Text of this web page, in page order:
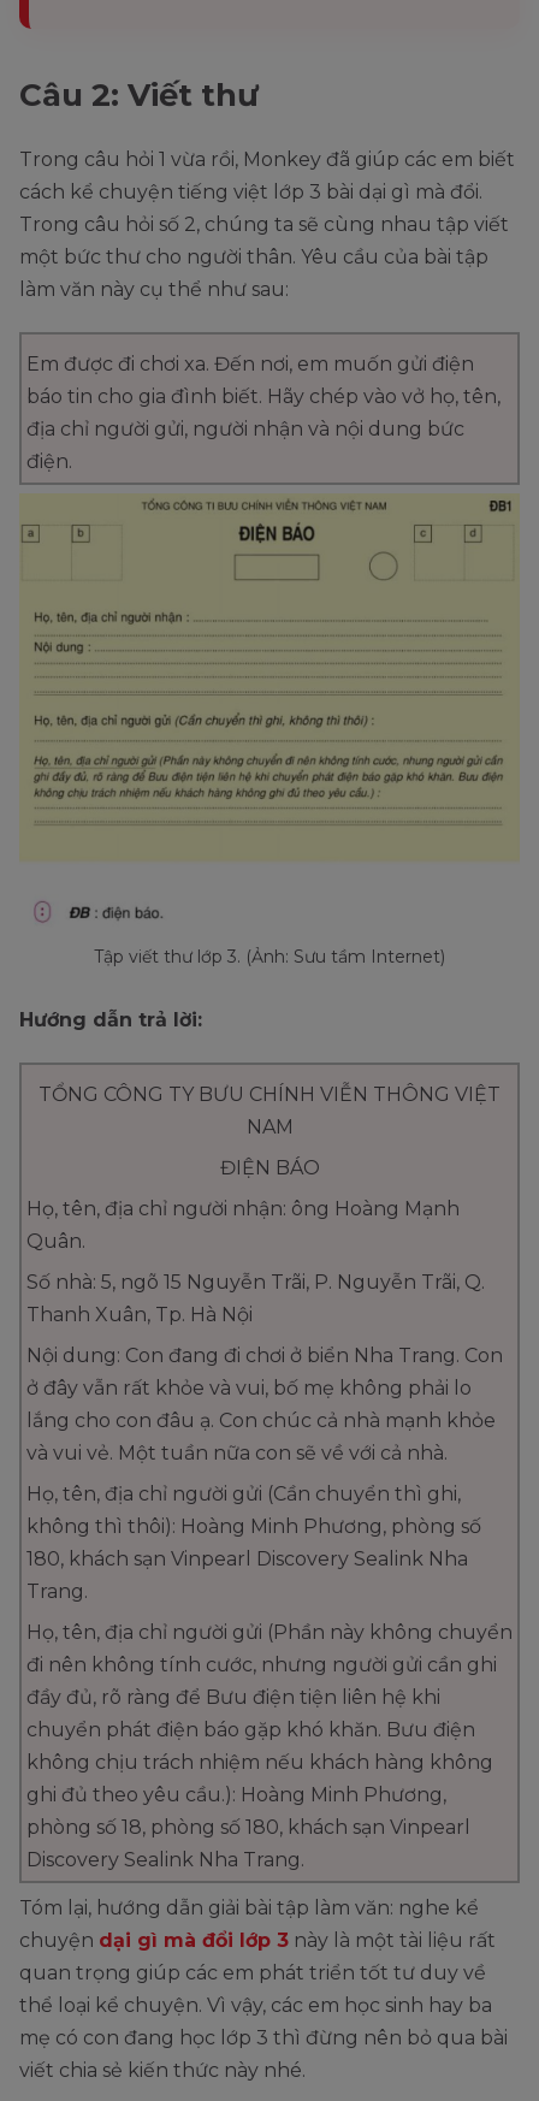
Câu 2: Viết thư
Trong câu hỏi 1 vừa rồi, Monkey đã giúp các em biết
cách kể chuyện tiếng việt lớp 3 bài dại gì mà đổi.
Trong câu hỏi số 2, chúng ta sẽ cùng nhau tập viết
một bức thư cho người thân. Yêu cầu của bài tập
làm văn này cụ thể như sau:
Em được đi chơi xa. Đến nơi, em muốn gửi điện
báo tin cho gia đình biết. Hãy chép vào vở họ, tên,
địa chỉ người gửi, người nhận và nội dung bức
điện.
Tập viết thư lớp 3. (Ảnh: Sưu tầm Internet)
Hướng dẫn trả lời:
TỔNG CÔNG TY BƯU CHÍNH VIỄN THÔNG VIỆT
NAM
ĐIỆN BÁO
Họ, tên, địa chỉ người nhận: ông Hoàng Mạnh
Quân.
Số nhà: 5, ngõ 15 Nguyễn Trãi, P. Nguyễn Trãi, Q.
Thanh Xuân, Tp. Hà Nội
Nội dung: Con đang đi chơi ở biển Nha Trang. Con
ở đây vẫn rất khỏe và vui, bố mẹ không phải lo
lắng cho con đâu ạ. Con chúc cả nhà mạnh khỏe
và vui vẻ. Một tuần nữa con sẽ về với cả nhà.
Họ, tên, địa chỉ người gửi (Cần chuyển thì ghi,
không thì thôi): Hoàng Minh Phương, phòng số
180, khách sạn Vinpearl Discovery Sealink Nha
Trang.
Họ, tên, địa chỉ người gửi (Phần này không chuyển
đi nên không tính cước, nhưng người gửi cần ghi
đầy đủ, rõ ràng để Bưu điện tiện liên hệ khi
chuyển phát điện báo gặp khó khăn. Bưu điện
không chịu trách nhiệm nếu khách hàng không
ghi đủ theo yêu cầu.): Hoàng Minh Phương,
phòng số 18, phòng số 180, khách sạn Vinpearl
Discovery Sealink Nha Trang.
Tóm lại, hướng dẫn giải bài tập làm văn: nghe kể
chuyện dại gì mà đổi lớp 3 này là một tài liệu rất
quan trọng giúp các em phát triển tốt tư duy về
thể loại kể chuyện. Vì vậy, các em học sinh hay ba
mẹ có con đang học lớp 3 thì đừng nên bỏ qua bài
viết chia sẻ kiến thức này nhé.